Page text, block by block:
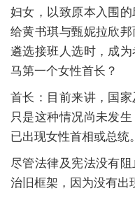
妇女，以致原本入围
给黄书琪与甄妮拉欣
遴选接班人选时，成
马第一个女性首长？
首长：目前来讲，国
只是这种情况尚未发
已出现女性首相或总统。
尽管法律及宪法没有
治旧框架，因为没有出